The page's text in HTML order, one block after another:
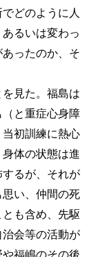
どのように人
るいは変わっ
ったのか、そ
見た。福島は
と重症心身障
初訓練に熱心
体の状態は進
るが、それが
い、仲間の死
も含め、先駆
会等の活動が
福嶋のその後